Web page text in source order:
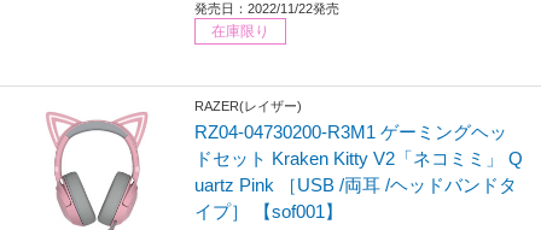
発売日：2022/11/22発売
在庫限り
RAZER(レイザー)
RZ04-04730200-R3M1 ゲーミングヘッ
ドセット Kraken Kitty V2「ネコミミ」 Q
uartz Pink ［USB /両耳 /ヘッドバンドタ
イプ］ 【sof001】